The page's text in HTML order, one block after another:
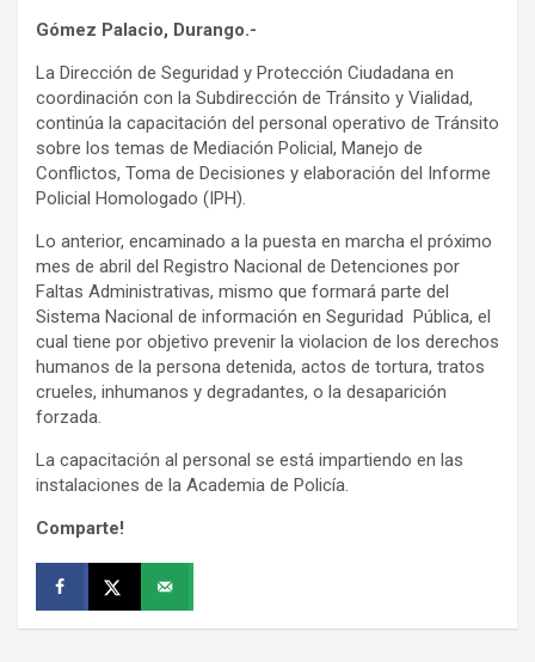
Gómez Palacio, Durango.-
La Dirección de Seguridad y Protección Ciudadana en
coordinación con la Subdirección de Tránsito y Vialidad,
continúa la capacitación del personal operativo de Tránsito
sobre los temas de Mediación Policial, Manejo de
Conflictos, Toma de Decisiones y elaboración del Informe
Policial Homologado (IPH).
Lo anterior, encaminado a la puesta en marcha el próximo
mes de abril del Registro Nacional de Detenciones por
Faltas Administrativas, mismo que formará parte del
Sistema Nacional de información en Seguridad Pública, el
cual tiene por objetivo prevenir la violacion de los derechos
humanos de la persona detenida, actos de tortura, tratos
crueles, inhumanos y degradantes, o la desaparición
forzada.
La capacitación al personal se está impartiendo en las
instalaciones de la Academia de Policía.
Comparte!